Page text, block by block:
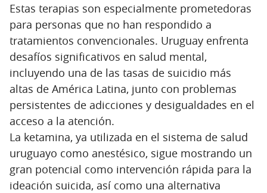
Estas terapias son especialmente prometedoras
para personas que no han respondido a
tratamientos convencionales. Uruguay enfrenta
desafíos significativos en salud mental,
incluyendo una de las tasas de suicidio más
altas de América Latina, junto con problemas
persistentes de adicciones y desigualdades en el
acceso a la atención.
La ketamina, ya utilizada en el sistema de salud
uruguayo como anestésico, sigue mostrando un
gran potencial como intervención rápida para la
ideación suicida, así como una alternativa